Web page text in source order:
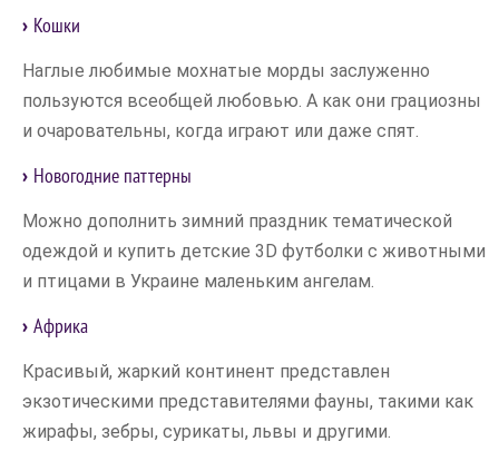
Кошки
Наглые любимые мохнатые морды заслуженно
пользуются всеобщей любовью. А как они грациозны
и очаровательны, когда играют или даже спят.
Новогодние паттерны
Можно дополнить зимний праздник тематической
одеждой и купить детские 3D футболки с животными
и птицами в Украине маленьким ангелам.
Африка
Красивый, жаркий континент представлен
экзотическими представителями фауны, такими как
жирафы, зебры, сурикаты, львы и другими.